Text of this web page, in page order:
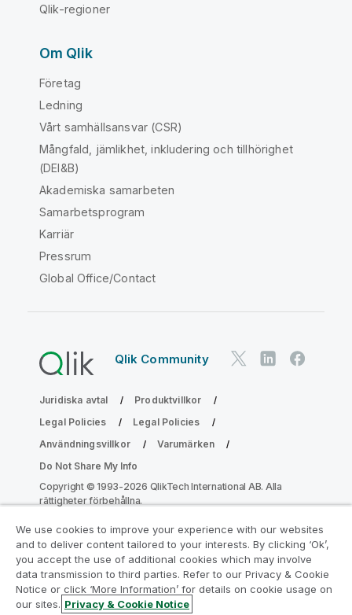
Qlik-regioner
Om Qlik
Företag
Ledning
Vårt samhällsansvar (CSR)
Mångfald, jämlikhet, inkludering och tillhörighet
(DEI&B)
Akademiska samarbeten
Samarbetsprogram
Karriär
Pressrum
Global Office/Contact
Qlik Community
Juridiska avtal
Produktvillkor
Legal Policies
Legal Policies
Användningsvillkor
Varumärken
Do Not Share My Info
Copyright © 1993-2026 QlikTech International AB. Alla
rättigheter förbehållna.
Gå med i programmet Analytics
Modernization
Modernisera utan att kompromissa med dina värdefulla
We use cookies to improve your experience with our websites
and to deliver content tailored to your interests. By clicking ‘Ok’,
you accept the use of additional cookies which may involve
data transmission to third parties. Refer to our Privacy & Cookie
Notice or click ‘More Information’ for details on cookie usage on
our sites. Privacy & Cookie Notice